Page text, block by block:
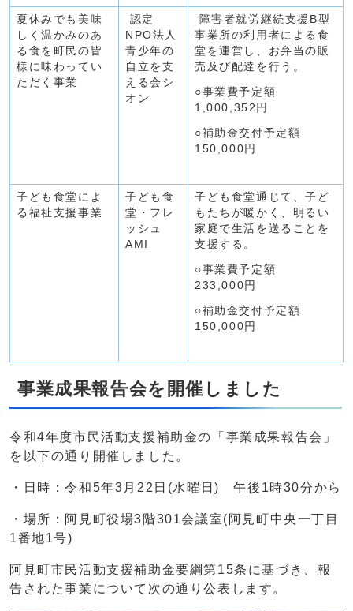
夏休みでも美味
しく温かみのあ
る食を町民の皆
様に味わってい
ただく事業
認定
NPO法人
青少年の
自立を支
える会シ
オン
障害者就労継続支援B型
事業所の利用者による食
堂を運営し、お弁当の販
売及び配達を行う。
○事業費予定額
1,000,352円
○補助金交付予定額
150,000円
子ども食堂によ
る福祉支援事業
子ども食
堂・フレ
ッシュ
AMI
子ども食堂通じて、子ど
もたちが暖かく、明るい
家庭で生活を送ることを
支援する。
○事業費予定額
233,000円
○補助金交付予定額
150,000円
事業成果報告会を開催しました
令和4年度市民活動支援補助金の「事業成果報告会」
を以下の通り開催しました。
・日時：令和5年3月22日(水曜日) 午後1時30分から
・場所：阿見町役場3階301会議室(阿見町中央一丁目
1番地1号)
阿見町市民活動支援補助金要綱第15条に基づき、報
告された事業について次の通り公表します。